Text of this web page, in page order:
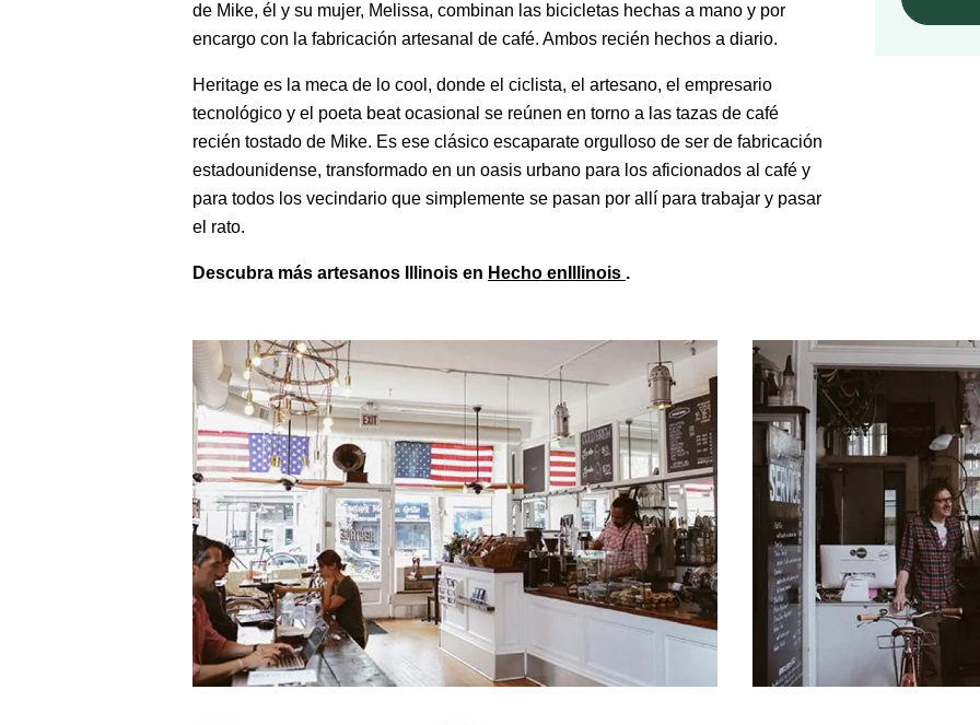
de Mike, él y su mujer, Melissa, combinan las bicicletas hechas a mano y por
encargo con la fabricación artesanal de café. Ambos recién hechos a diario.
Heritage es la meca de lo cool, donde el ciclista, el artesano, el empresario
tecnológico y el poeta beat ocasional se reúnen en torno a las tazas de café
recién tostado de Mike. Es ese clásico escaparate orgulloso de ser de fabricación
estadounidense, transformado en un oasis urbano para los aficionados al café y
para todos los vecindario que simplemente se pasan por allí para trabajar y pasar
el rato.
Descubra más artesanos Illinois en Hecho enIllinois .